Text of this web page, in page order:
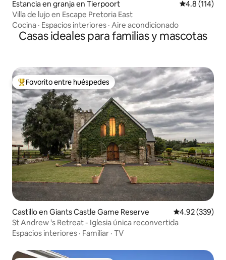
Estancia en granja en Tierpoort Calificación
4.8 (114)
Villa de lujo en Escape Pretoria East
Cocina · Espacios interiores · Aire acondicionado
Casas ideales para familias y mascotas
De los mejores en Favorito entre huéspedes
Favorito entre huéspedes
Castillo en Giants Castle Game Reserve Calificación
4.92 (339)
St Andrew 's Retreat - Iglesia única reconvertida
Espacios interiores · Familiar · TV